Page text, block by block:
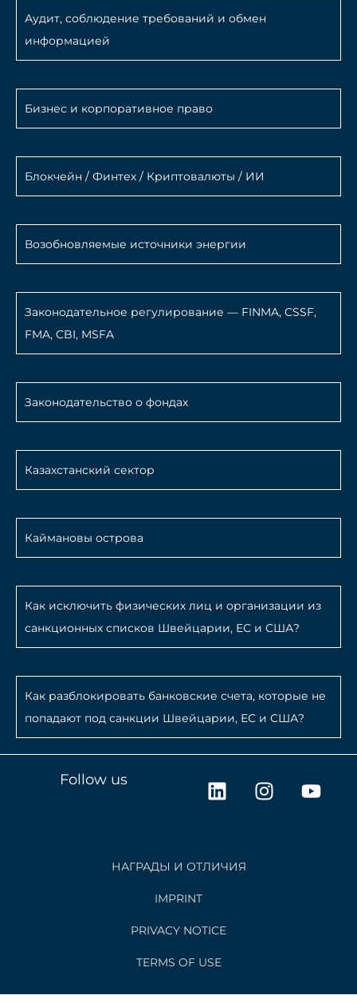
Аудит, соблюдение требований и обмен
информацией
Бизнес и корпоративное право
Блокчейн / Финтех / Криптовалюты / ИИ
Возобновляемые источники энергии
Законодательное регулирование — FINMA, CSSF,
FMA, CBI, MSFA
Законодательство о фондах
Казахстанский сектор
Каймановы острова
Как исключить физических лиц и организации из
санкционных списков Швейцарии, ЕС и США?
Как разблокировать банковские счета, которые не
попадают под санкции Швейцарии, ЕС и США?
Follow us
L
i
e
I
n
Y
o
НАГРАДЫ И ОТЛИЧИЯ
IMPRINT
PRIVACY NOTICE
TERMS OF USE